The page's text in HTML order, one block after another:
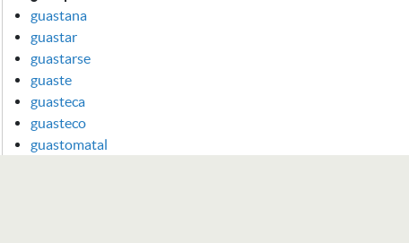
guastana
guastar
guastarse
guaste
guasteca
guasteco
guastomatal